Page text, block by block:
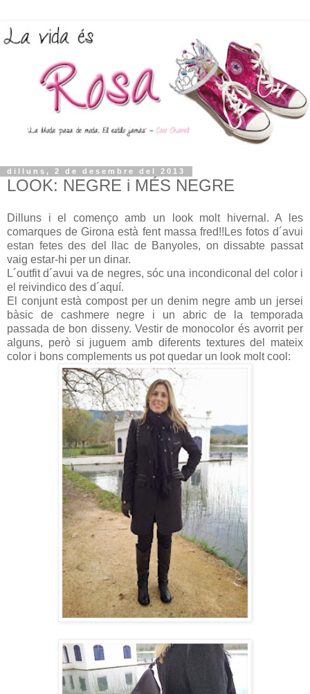
dilluns, 2 de desembre del 2013
LOOK: NEGRE i MÉS NEGRE
Dilluns i el començo amb un look molt hivernal. A les
comarques de Girona està fent massa fred!!Les fotos d´avui
estan fetes des del llac de Banyoles, on dissabte passat
vaig estar-hi per un dinar.
L´outfit d´avui va de negres, sóc una incondiconal del color i
el reivindico des d´aquí.
El conjunt està compost per un denim negre amb un jersei
bàsic de cashmere negre i un abric de la temporada
passada de bon disseny. Vestir de monocolor és avorrit per
alguns, però si juguem amb diferents textures del mateix
color i bons complements us pot quedar un look molt cool: